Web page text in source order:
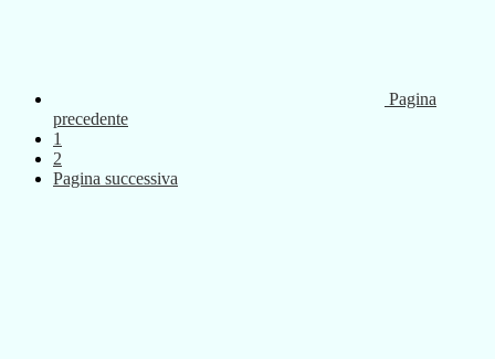
Pagina
precedente
1
2
Pagina successiva